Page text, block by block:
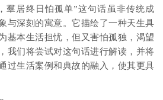
羣居终日怕孤单”这句话虽非传统成
与深刻的寓意。它描绘了一种天生具
基本生活担忧，但又害怕孤独，渴望
我们将尝试对这句话进行解读，并将
过生活案例和典故的融入，使其更具